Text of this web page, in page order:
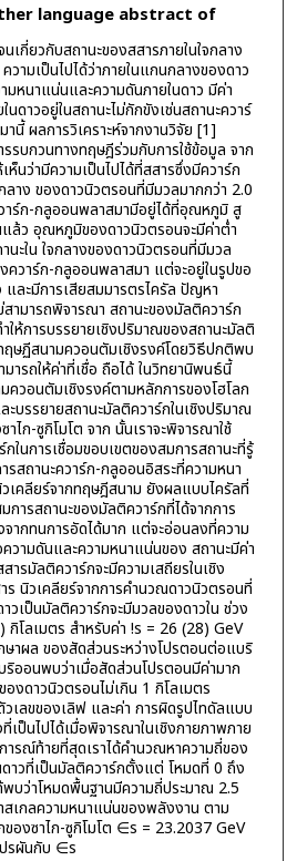
language abstract of
เกี่ยวกับสถานะของสสารภายในใจกลาง
ามเป็นไปได้ว่าภายในแกนกลางของดาว
หนาแน่นและความดันภายในดาว มีค่า
นดาวอยู่ในสถานะไม่กักขังเช่นสถานะควาร์
นี้ ผลการวิเคราะห์จากงานวิจัย [1]
รบกวนทางทฤษฎีร่วมกับการใช้ข้อมูล จาก
นว่ามีความเป็นไปได้ที่สสารซึ่งมีควาร์ก
ลาง ของดาวนิวตรอนที่มีมวลมากกว่า 2.0
าร์ก-กลูออนพลาสมามีอยู่ได้ที่อุณหภูมิ สู
ล้ว อุณหภูมิของดาวนิวตรอนจะมีค่าต่ำ
นะใน ใจกลางของดาวนิวตรอนที่มีมวล
ควาร์ก-กลูออนพลาสมา แต่จะอยู่ในรูปขอ
ละมีการเสียสมมารตรไครัล ปัญหา
ามารถพิจารณา สถานะของมัลติควาร์ก
ให้การบรรยายเชิงปริมาณของสถานะมัลติ
ษฏีสนามควอนตัมเชิงรงค์โดยวิธีปกติพบ
ารถให้ค่าที่เชื่อ ถือได้ ในวิทยานิพนธ์นี้
ควอนตัมเชิงรงค์ตามหลักการของโฮโลก
บรรยายสถานะมัลติควาร์กในเชิงปริมาณ
ไก-ซูกิโมโต จาก นั้นเราจะพิจารณาใช้
ในการเชื่อมขอบเขตของสมการสถานะที่รู้
รสถานะควาร์ก-กลูออนอิสระที่ความหนา
เคลียร์จากทฤษฎีสนาม ยังผลแบบไครัลที่
ารสถานะของมัลติควาร์กที่ได้จากการ
ากทนการอัดได้มาก แต่จะอ่อนลงที่ความ
วามดันและความหนาแน่นของ สถานะมีค่า
รมัลติควาร์กจะมีความเสถียรในเชิง
นิวเคลียร์จากการคำนวณดาวนิวตรอนที่
เป็นมัลติควาร์กจะมีมวลของดาวใน ช่วง
กิโลเมตร สำหรับค่า !s = 26 (28) GeV
ษาผล ของสัดส่วนระหว่างโปรตอนต่อแบริ
ริออนพบว่าเมื่อสัดส่วนโปรตอนมีค่ามาก
องดาวนิวตรอนไม่เกิน 1 กิโลเมตร
เลขของเลิฟ และค่า การผิดรูปไทดัลแบบ
เป็นไปได้เมื่อพิจารณาในเชิงกายภาพภาย
ารณ์ท้ายที่สุดเราได้คำนวณหาความถี่ของ
าวที่เป็นมัลติควาร์กตั้งแต่ โหมดที่ 0 ถึง
บว่าโหมดพื้นฐานมีความถี่ประมาณ 2.5
สเกลความหนาแน่นของพลังงาน ตาม
ของซาไก-ซูกิโมโต ∈s = 23.2037 GeV
รผันกับ ∈s